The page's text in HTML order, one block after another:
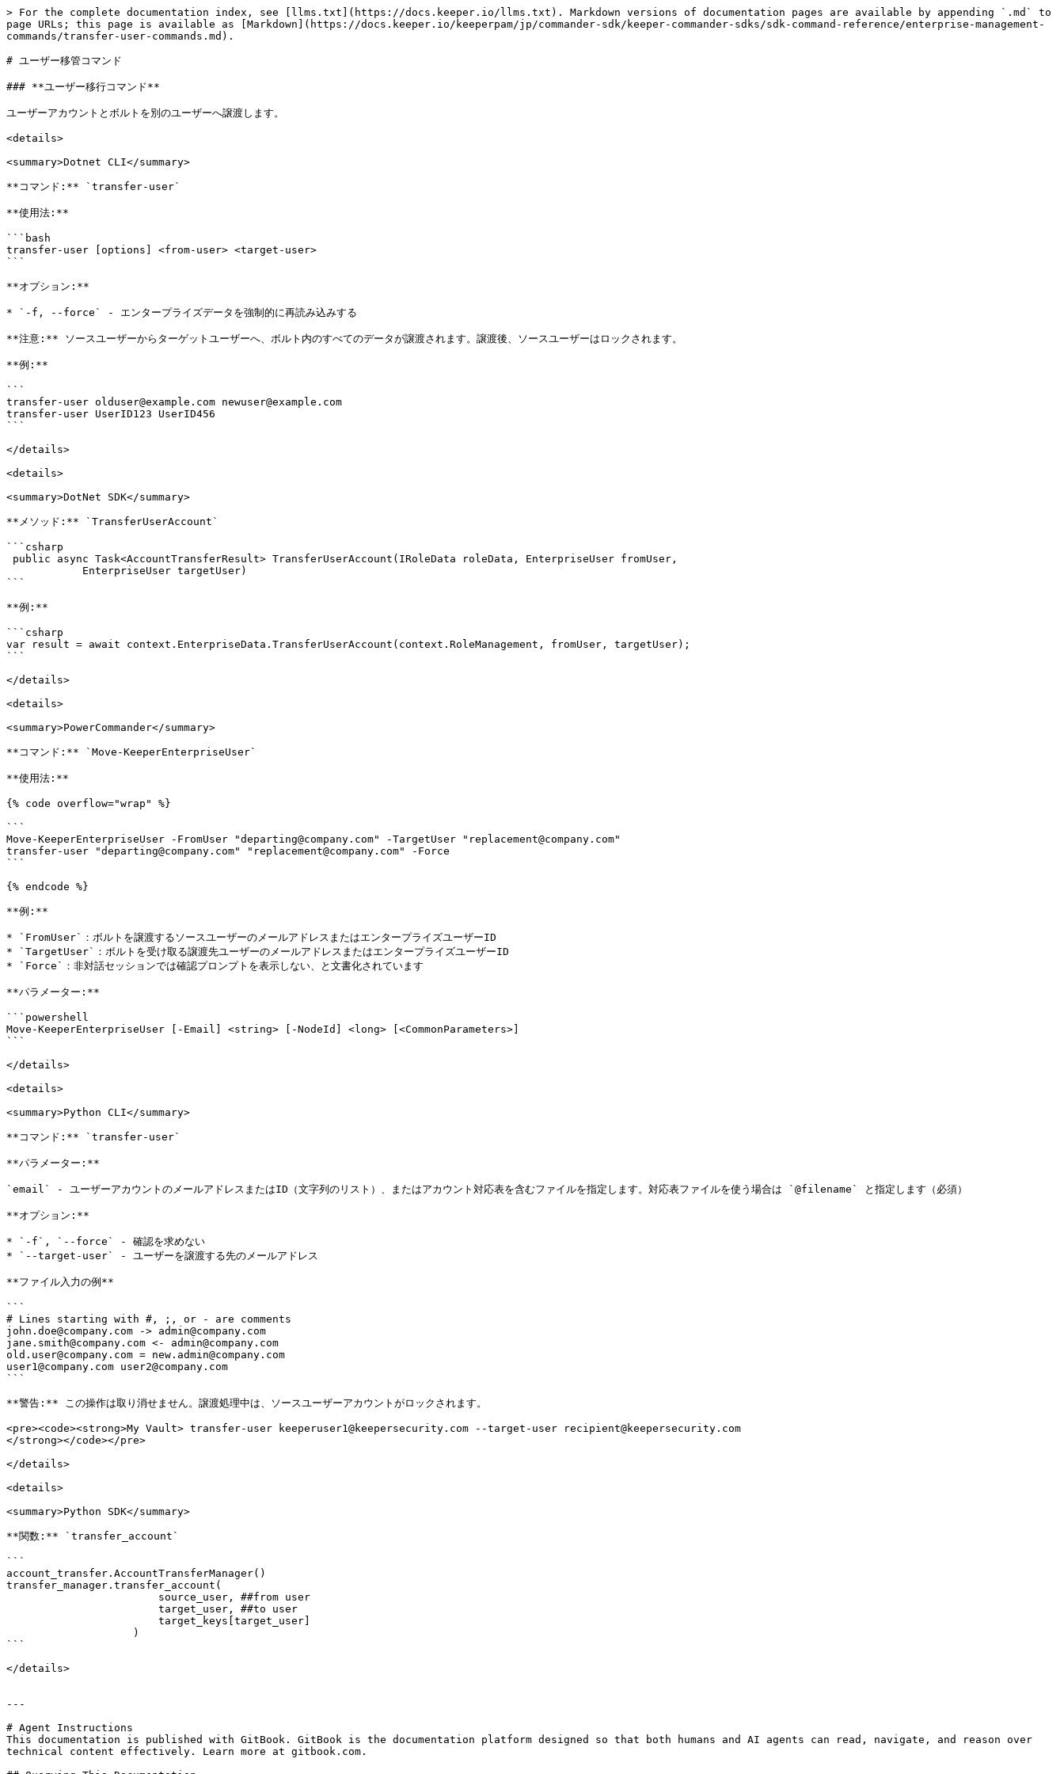
> For the complete documentation index, see [llms.txt](https://docs.keeper.io/llms.txt). Markdown versions of documentation pages are available by appending `.md` to
page URLs; this page is available as [Markdown](https://docs.keeper.io/keeperpam/jp/commander-sdk/keeper-commander-sdks/sdk-command-reference/enterprise-management-
commands/transfer-user-commands.md).
# ユーザー移管コマンド
### **ユーザー移行コマンド**
ユーザーアカウントとボルトを別のユーザーへ譲渡します。
<details>
<summary>Dotnet CLI</summary>
**コマンド:** `transfer-user`
**使用法:**
```bash
transfer-user [options] <from-user> <target-user>
```
**オプション:**
* `-f, --force` - エンタープライズデータを強制的に再読み込みする
**注意:** ソースユーザーからターゲットユーザーへ、ボルト内のすべてのデータが譲渡されます。譲渡後、ソースユーザーはロックされます。
**例:**
```
transfer-user olduser@example.com newuser@example.com
transfer-user UserID123 UserID456
```
</details>
<details>
<summary>DotNet SDK</summary>
**メソッド:** `TransferUserAccount`
```csharp
```
**例:**
```csharp
var result = await context.EnterpriseData.TransferUserAccount(context.RoleManagement, fromUser, targetUser);
```
</details>
<details>
<summary>PowerCommander</summary>
**コマンド:** `Move-KeeperEnterpriseUser`
**使用法:**
{% code overflow="wrap" %}
```
Move-KeeperEnterpriseUser -FromUser "departing@company.com" -TargetUser "replacement@company.com"
transfer-user "departing@company.com" "replacement@company.com" -Force
```
{% endcode %}
**例:**
* `FromUser`：ボルトを譲渡するソースユーザーのメールアドレスまたはエンタープライズユーザーID
* `TargetUser`：ボルトを受け取る譲渡先ユーザーのメールアドレスまたはエンタープライズユーザーID
* `Force`：非対話セッションでは確認プロンプトを表示しない、と文書化されています
**パラメーター:**
```powershell
Move-KeeperEnterpriseUser [-Email] <string> [-NodeId] <long> [<CommonParameters>]
```
</details>
<details>
<summary>Python CLI</summary>
**コマンド:** `transfer-user`
**パラメーター:**
`email` - ユーザーアカウントのメールアドレスまたはID（文字列のリスト）、またはアカウント対応表を含むファイルを指定します。対応表ファイルを使う場合は `@filename` と指定します（必須）
**オプション:**
* `-f`, `--force` - 確認を求めない
* `--target-user` - ユーザーを譲渡する先のメールアドレス
**ファイル入力の例**
```
# Lines starting with #, ;, or - are comments
john.doe@company.com -> admin@company.com
jane.smith@company.com <- admin@company.com
old.user@company.com = new.admin@company.com
user1@company.com user2@company.com
```
**警告:** この操作は取り消せません。譲渡処理中は、ソースユーザーアカウントがロックされます。
<pre><code><strong>My Vault> transfer-user keeperuser1@keepersecurity.com --target-user recipient@keepersecurity.com
</strong></code></pre>
</details>
<details>
<summary>Python SDK</summary>
**関数:** `transfer_account`
```
account_transfer.AccountTransferManager()
transfer_manager.transfer_account(
```
</details>
---
# Agent Instructions
This documentation is published with GitBook. GitBook is the documentation platform designed so that both humans and AI agents can read, navigate, and reason over
technical content effectively. Learn more at gitbook.com.